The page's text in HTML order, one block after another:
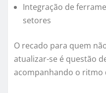
Integração de
setores
O recado para quem
atualizar-se é questão
acompanhando o ritmo